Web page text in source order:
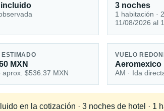
3 noches
1 habitación ·
11/08/2026 al
ESTIMADO
MXN
aprox. $536.37 MXN
VUELO
Aeromexico
AM · Ida
en la cotización · 3 noches de hotel · 1